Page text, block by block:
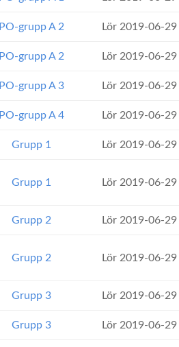
PO-grupp A 2 Lör 2019-06-29
PO-grupp A 2 Lör 2019-06-29
PO-grupp A 3 Lör 2019-06-29
PO-grupp A 4 Lör 2019-06-29
Grupp 1 Lör 2019-06-29
Grupp 1 Lör 2019-06-29
Grupp 2 Lör 2019-06-29
Grupp 2 Lör 2019-06-29
Grupp 3 Lör 2019-06-29
Grupp 3 Lör 2019-06-29